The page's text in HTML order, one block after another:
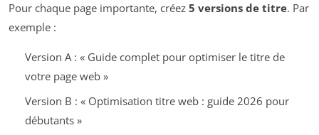
Pour chaque page importante, créez 5 versions de titre. Par
exemple :
Version A : « Guide complet pour optimiser le titre de
votre page web »
Version B : « Optimisation titre web : guide 2026 pour
débutants »